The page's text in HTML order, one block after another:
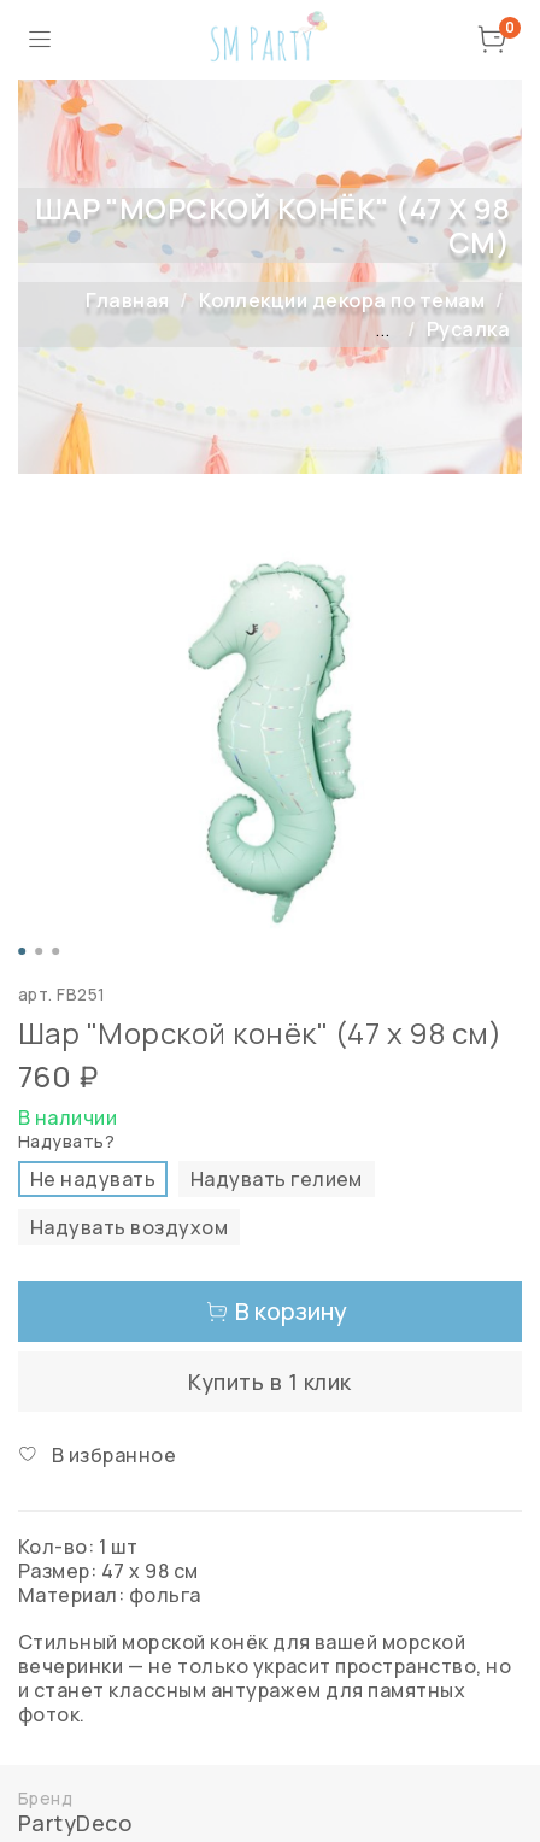
0
ШАР "МОРСКОЙ КОНЁК" (47 Х 98
СМ)
Главная
Коллекции декора по темам
...
Русалка
арт.FB251
Шар "Морской конёк" (47 х 98 см)
760 ₽
В наличии
Надувать?
Не надувать
Надувать гелием
Надувать воздухом
В корзину
Купить в 1 клик
В избранное
Кол-во: 1 шт
Размер: 47 х 98 см
Материал: фольга
Стильный морской конёк для вашей морской
вечеринки — не только украсит пространство, но
и станет классным антуражем для памятных
фоток.
Бренд
PartyDeco